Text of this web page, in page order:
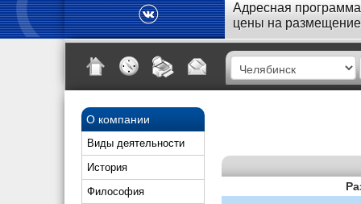
Адресная
цены на размещение
О компании
Виды деятельности
История
Философия